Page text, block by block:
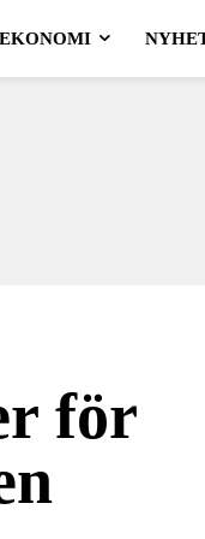
EKONOMI
för